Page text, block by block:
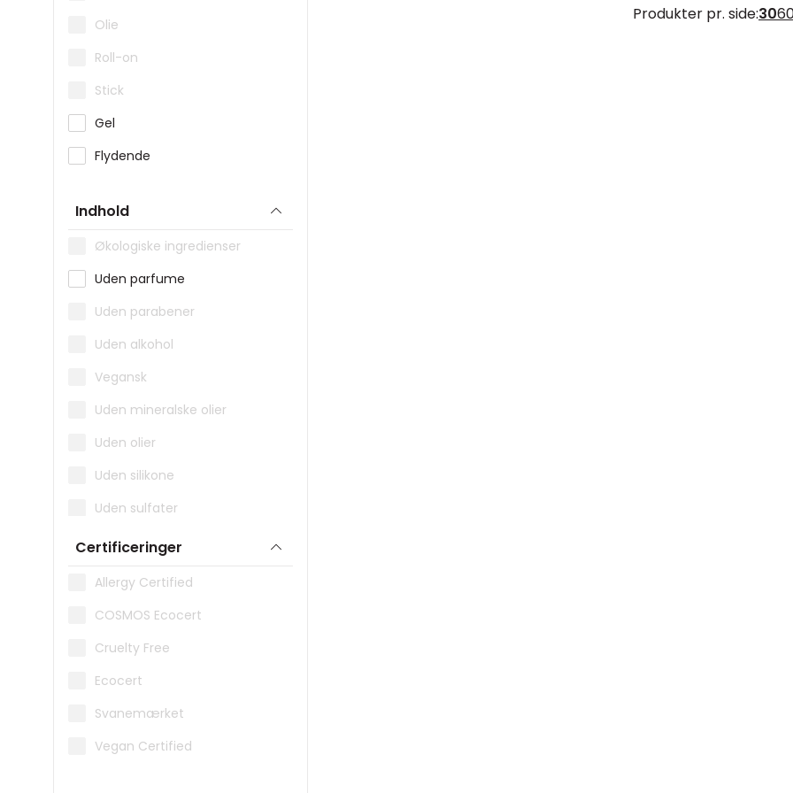
Lancôme
Lavinde
Numbuzin
NYX Professional Makeup
Pudderdåserne
30 stk
45 stk
60 stk
90 stk
Olie
Roll-on
Stick
Gel
Flydende
Indhold
Økologiske ingredienser
Uden parfume
Uden parabener
Uden alkohol
Vegansk
Uden mineralske olier
Uden olier
Uden silikone
Uden sulfater
Certificeringer
Allergy Certified
COSMOS Ecocert
Cruelty Free
Ecocert
Svanemærket
Vegan Certified
Produkter pr. side:30